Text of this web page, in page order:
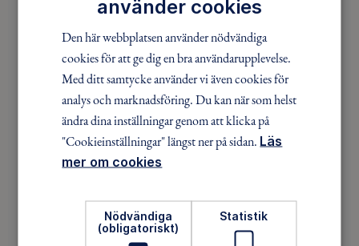
Skogsmulles karta Allarps Bjärs naturreservat i
Skånska dagbladet 2021
Skogsmulles karta Bäckhalladalens
naturreservat i Österlen magasinet 2022
Skogsmulles karta Skrylle områdets
naturreservat i Sydsvenska dagbladet 2022
Skogsmulles karta Ystad Norra Sandskogens
naturreservat 2023
Skogsmulles karta Kalvahagens naturreservat i
Törringelunds naturreservat i Sveriges Radio P4
Malmöhus 2023
använder cookies
Den här webbplatsen använder nödvändiga
cookies för att ge dig en bra användarupplevelse.
Med ditt samtycke använder vi även cookies för
analys och marknadsföring. Du kan när som helst
ändra dina inställningar genom att klicka på
"Cookieinställningar" längst ner på sidan. Läs
mer om cookies
Nödvändiga
(obligatoriskt)
Statistik